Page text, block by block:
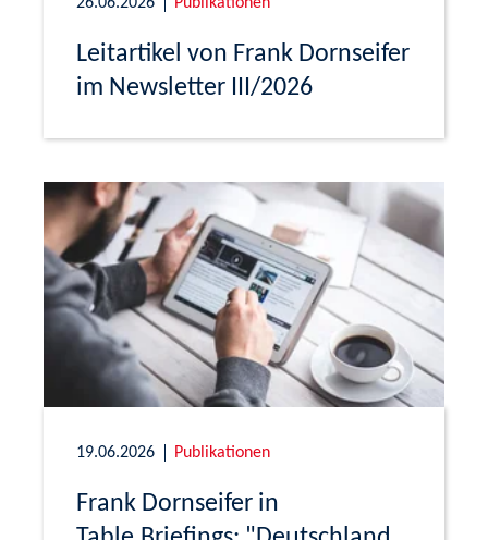
26.06.2026 Publikationen
Leitartikel von Frank Dornseifer
im Newsletter III/2026
19.06.2026 Publikationen
Frank Dornseifer in